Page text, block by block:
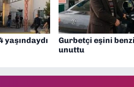
yaşındaydı
Gurbetçi eşini
unuttu